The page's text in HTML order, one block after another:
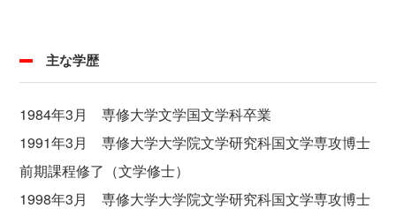
主な学歴
1984年3月 専修大学文学国文学科卒業
1991年3月 専修大学大学院文学研究科国文学専攻博士
前期課程修了（文学修士）
1998年3月 専修大学大学院文学研究科国文学専攻博士